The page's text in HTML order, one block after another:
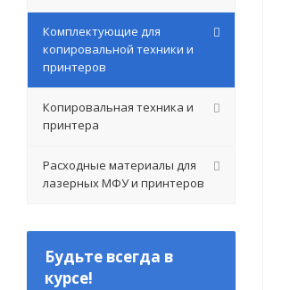
Комплектующие для
копировальной техники и
принтеров
Копировальная техника и
принтера
Расходные материалы для
лазерных МФУ и принтеров
Будьте всегда в
курсе!